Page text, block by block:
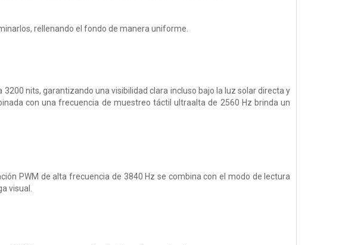
rellenando el fondo de manera uniforme.
nits, garantizando una visibilidad clara incluso bajo la luz solar directa y
con una frecuencia de muestreo táctil ultraalta de 2560 Hz brinda un
PWM de alta frecuencia de 3840 Hz se combina con el modo de lectura
visual.